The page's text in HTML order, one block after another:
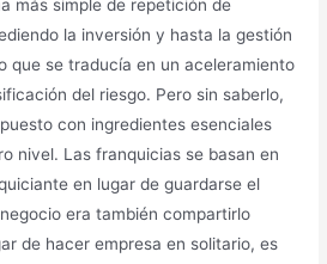
más simple de repetición de
la inversión y hasta la gestión
que se traducía en un aceleramiento
del riesgo. Pero sin saberlo,
con ingredientes esenciales
nivel. Las franquicias se basan en
en lugar de guardarse el
era también compartirlo
de hacer empresa en solitario, es